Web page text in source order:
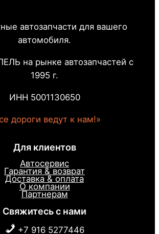
автозапчасти для вашего
автомобиля.
на рынке автозапчастей с
1995 г.
ИНН 5001130650
дороги ведут к нам!»
Для клиентов
Автосервис
Гарантия & возврат
Доставка & оплата
О компании
Партнерам
Свяжитесь с нами
+7 916 5277446